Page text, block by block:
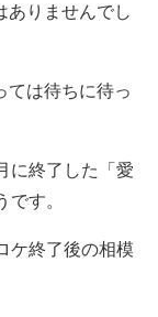
りませんでし
ては待ちに待っ
に終了した「愛
す。
ケ終了後の相模